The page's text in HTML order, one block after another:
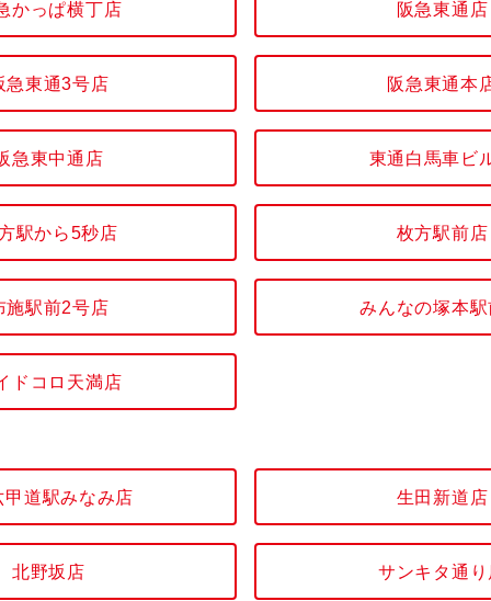
かっぱ横丁店 阪急東通店
急東通3号店 阪急東通本
急東中通店 東通白馬車ビ
駅から5秒店 枚方駅前店
施駅前2号店 みんなの塚本駅
ドコロ天満店
甲道駅みなみ店 生田新道店
北野坂店 サンキタ通り